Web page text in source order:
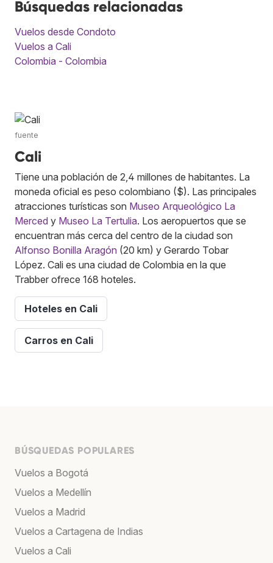
Búsquedas relacionadas
Vuelos desde Condoto
Vuelos a Cali
Colombia - Colombia
fuente
Cali
Tiene una población de 2,4 millones de habitantes. La
moneda oficial es peso colombiano ($). Las principales
atracciones turísticas son Museo Arqueológico La
Merced y Museo La Tertulia. Los aeropuertos que se
encuentran más cerca del centro de la ciudad son
Alfonso Bonilla Aragón (20 km) y Gerardo Tobar
López. Cali es una ciudad de Colombia en la que
Trabber ofrece 168 hoteles.
Hoteles en Cali
Carros en Cali
BÚSQUEDAS POPULARES
Vuelos a Bogotá
Vuelos a Medellín
Vuelos a Madrid
Vuelos a Cartagena de Indias
Vuelos a Cali